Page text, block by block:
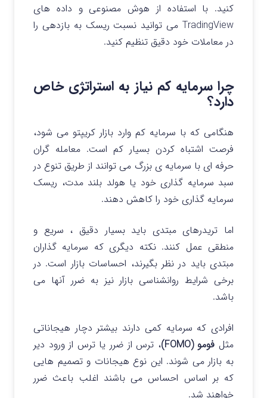
کنید. با استفاده از هوش مصنوعی و داده های
TradingView می توانید نسبت ریسک به بازدهی را
در معاملات خود دقیق تنظیم کنید.
چرا سرمایه کم نیاز به استراتژی خاص
دارد؟
هنگامی که با سرمایه کم وارد بازار کریپتو می شود،
فرصت اشتباه کردن بسیار کم است. معامله گران
حرفه ای با سرمایه ی بزرگ می توانند از طریق تنوع در
سبد سرمایه گذاری خود یا هولد بلند مدت، ریسک
سرمایه گذاری خود را کاهش دهند.
اما تریدرهای مبتدی باید بسیار دقیق ، سریع و
منطقی عمل کنند.نکته دیگری که سرمایه گذاران
مبتدی باید در نظر بگیرند، احساسات بازار است. در
برخی شرایط روانشناسی بازار نیز به ضرر آنها می
باشد.
افرادی که سرمایه کمی دارند بیشتر دچار هیجاناتی
مثل فومو (FOMO)
، ترس از ضرر یا ترس از ورود دیر
به بازار می شوند. این نوع هیجانات و تصمیم هایی
که بر اساس احساس می باشند اغلب باعث ضرر
خواهند شد.